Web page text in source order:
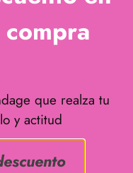
que realza tu
y actitud